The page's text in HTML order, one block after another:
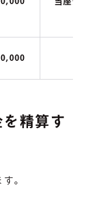
を精算す
。